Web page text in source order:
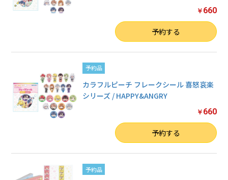
￥ 660
予約する
予約品
カラフルピーチ フレークシール 喜怒哀楽
シリーズ / HAPPY&ANGRY
￥ 660
予約する
予約品